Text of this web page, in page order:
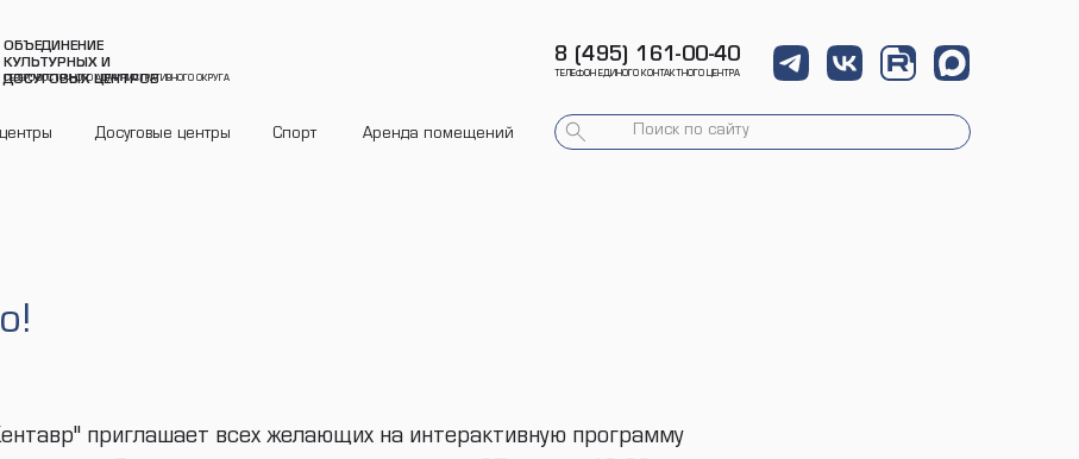
ОБЪЕДИНЕНИЕ
КУЛЬТУРНЫХ И
ДОСУГОВЫХ ЦЕНТРОВ
СЕВЕРО-ВОСТОЧНОГО АДМИНИСТРАТИВНОГО ОКРУГА
8 (495) 161-00-40
ТЕЛЕФОН ЕДИНОГО КОНТАКТНОГО ЦЕНТРА
Спорт Аренда помещений
Досуговые центры
приглашает всех желающих на интерактивную программу